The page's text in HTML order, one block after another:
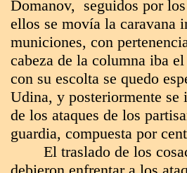
Domanov, seguidos por
ellos se movía la caravana
municiones, con
cabeza de la columna iba
con su escolta se quedo
Udina, y posteriormente
de los ataques de los
guardia, compuesta por
El traslado de los